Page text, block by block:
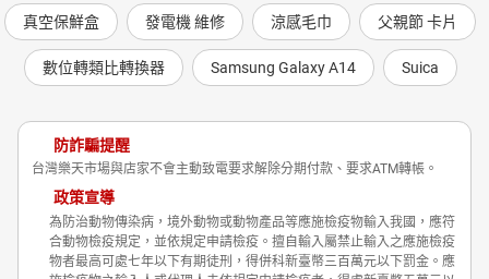
真空保鮮盒 發電機 維修 涼感毛巾 父親節 卡片
數位轉類比轉換器 Samsung Galaxy A14 Suica
防詐騙提醒
台灣樂天市場與店家不會主動致電要求解除分期付款、要求ATM轉帳。
政策宣導
為防治動物傳染病，境外動物或動物產品等應施檢疫物輸入我國，應符
合動物檢疫規定，並依規定申請檢疫。擅自輸入屬禁止輸入之應施檢疫
物者最高可處七年以下有期徒刑，得併科新臺幣三百萬元以下罰金。應